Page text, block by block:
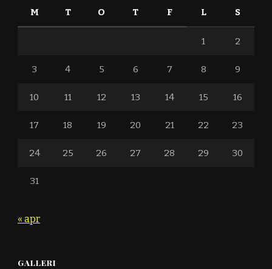
M T O T F L S
1 2
3 4 5 6 7 8 9
10 11 12 13 14 15 16
17 18 19 20 21 22 23
24 25 26 27 28 29 30
31
« apr
GALLERI